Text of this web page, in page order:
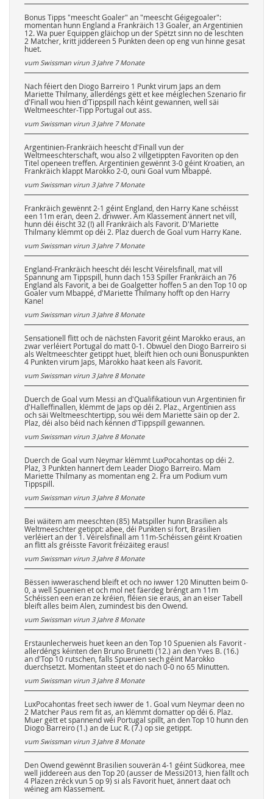
Bonus Tipps "meescht Goaler" an "meescht Géigegoaler":
momentan hunn England a Frankräich 13 Goaler, an Argentinien
12. Wa puer Equippen gläichop un der Spëtzt sinn no de leschten
2 Matcher, kritt jiddereen 5 Punkten deen op eng vun hinne gesat
huet.
vum Swissman virun 3 Jahre 7 Monate
Nach féiert den Diogo Barreiro 1 Punkt virum Japs an dem
Mariette Thilmany, allerdéngs gëtt et kee méiglechen Szenario fir
d'Finall wou hien d'Tippspill nach kéint gewannen, well säi
Weltmeeschter-Tipp Portugal out ass.
vum Swissman virun 3 Jahre 7 Monate
Argentinien-Frankräich heescht d'Finall vun der
Weltmeeschterschaft, wou also 2 villgetippten Favoriten op den
Titel openeen treffen. Argentinien gewënnt 3-0 géint Kroatien, an
Frankräich klappt Marokko 2-0, ouni Goal vum Mbappé.
vum Swissman virun 3 Jahre 7 Monate
Frankräich gewënnt 2-1 géint England, den Harry Kane schéisst
een 11m eran, deen 2. driwwer. Am Klassement ännert net vill,
hunn déi éischt 32 (!) all Frankräich als Favorit. D'Mariette
Thilmany klëmmt op déi 2. Plaz duerch de Goal vum Harry Kane.
vum Swissman virun 3 Jahre 7 Monate
England-Frankräich heescht déi lescht Véirelsfinall, mat vill
Spannung am Tippspill, hunn dach 153 Spiller Frankräich an 76
England als Favorit, a bei de Goalgetter hoffen 5 an den Top 10 op
Goaler vum Mbappé, d'Mariette Thilmany hofft op den Harry
Kane!
vum Swissman virun 3 Jahre 8 Monate
Sensationell flitt och de nächsten Favorit géint Marokko eraus, an
zwar verléiert Portugal do matt 0-1. Obwuel den Diogo Barreiro si
als Weltmeeschter getippt huet, bleift hien och ouni Bonuspunkten
4 Punkten virum Japs, Marokko haat keen als Favorit.
vum Swissman virun 3 Jahre 8 Monate
Duerch de Goal vum Messi an d'Qualifikatioun vun Argentinien fir
d'Halleffinallen, klëmmt de Japs op déi 2. Plaz., Argentinien ass
och säi Weltmeeschtertipp, sou wéi dem Mariette säin op der 2.
Plaz, déi also béid nach kënnen d'Tippspill gewannen.
vum Swissman virun 3 Jahre 8 Monate
Duerch de Goal vum Neymar klëmmt LuxPocahontas op déi 2.
Plaz, 3 Punkten hannert dem Leader Diogo Barreiro. Mam
Mariette Thilmany as momentan eng 2. Fra um Podium vum
Tippspill.
vum Swissman virun 3 Jahre 8 Monate
Bei wäitem am meeschten (85) Matspiller hunn Brasilien als
Weltmeeschter getippt: abee, déi Punkten si fort, Brasilien
verléiert an der 1. Véirelsfinall am 11m-Schéissen géint Kroatien
an flitt als gréisste Favorit fréizäiteg eraus!
vum Swissman virun 3 Jahre 8 Monate
Bëssen iwweraschend bleift et och no iwwer 120 Minutten beim 0-
0, a well Spuenien et och mol net fäerdeg bréngt am 11m
Schéissen een eran ze kréien, fléien sie eraus, an an eiser Tabell
bleift alles beim Alen, zumindest bis den Owend.
vum Swissman virun 3 Jahre 8 Monate
Erstaunlecherweis huet keen an den Top 10 Spuenien als Favorit -
allerdéngs kéinten den Bruno Brunetti (12.) an den Yves B. (16.)
an d'Top 10 rutschen, falls Spuenien sech géint Marokko
duerchsetzt. Momentan steet et do nach 0-0 no 65 Minutten.
vum Swissman virun 3 Jahre 8 Monate
LuxPocahontas freet sech iwwer de 1. Goal vum Neymar deen no
2 Matcher Paus rem fit as, an klëmmt domatter op déi 6. Plaz.
Muer gëtt et spannend wéi Portugal spillt, an den Top 10 hunn den
Diogo Barreiro (1.) an de Luc R. (7.) op sie getippt.
vum Swissman virun 3 Jahre 8 Monate
Den Owend gewënnt Brasilien souverän 4-1 géint Südkorea, mee
well jiddereen aus den Top 20 (ausser de Messi2013, hien fällt och
4 Plazen zréck vun 5 op 9) si als Favorit huet, ännert daat och
wéineg am Klassement.